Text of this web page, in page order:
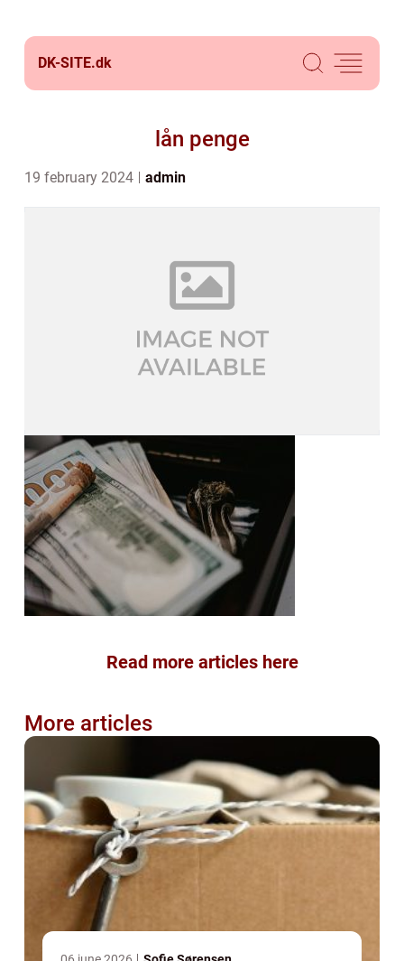
DK-SITE.dk
lån penge
19 february 2024 admin
Read more articles here
More articles